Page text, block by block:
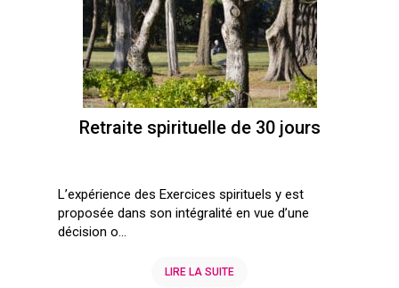
Retraite spirituelle de 30 jours
L’expérience des Exercices spirituels y est
proposée dans son intégralité en vue d’une
décision o...
LIRE LA SUITE